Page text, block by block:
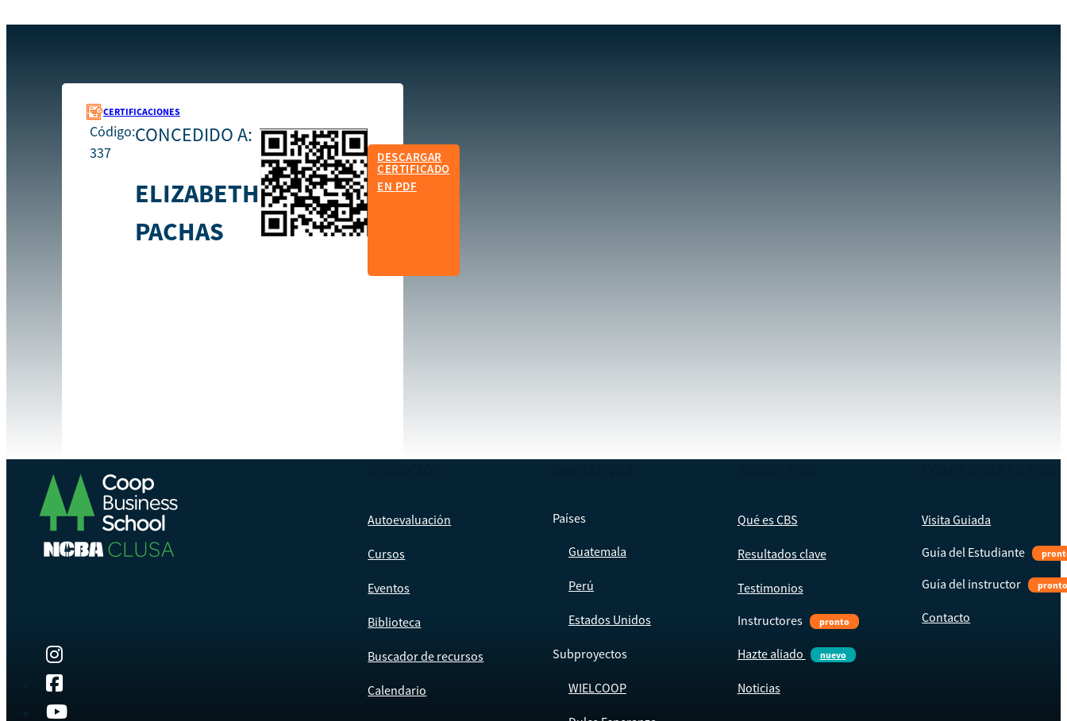
CERTIFICACIONES
Código:
337
CONCEDIDO A:
ELIZABETH
PACHAS
DESCARGAR
CERTIFICADO
EN PDF
Autoevaluación
Cursos
Eventos
Biblioteca
Buscador de recursos
Calendario
Países
Guatemala
Perú
Estados Unidos
Subproyectos
WIELCOOP
Qué es CBS
Resultados clave
Testimonios
Instructores pronto
Hazte aliado nuevo
Noticias
Visita Guiada
Guía del Estudiante
Guía del instructor
Contacto